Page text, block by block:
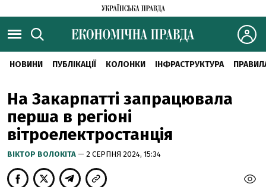
НОВИНИ ПУБЛІКАЦІЇ КОЛОНКИ ІНФРАСТРУКТУРА
На Закарпатті запрацювала
перша в регіоні
вітроелектростанція
ВІКТОР ВОЛОКІТА — 2 СЕРПНЯ 2024, 15:34